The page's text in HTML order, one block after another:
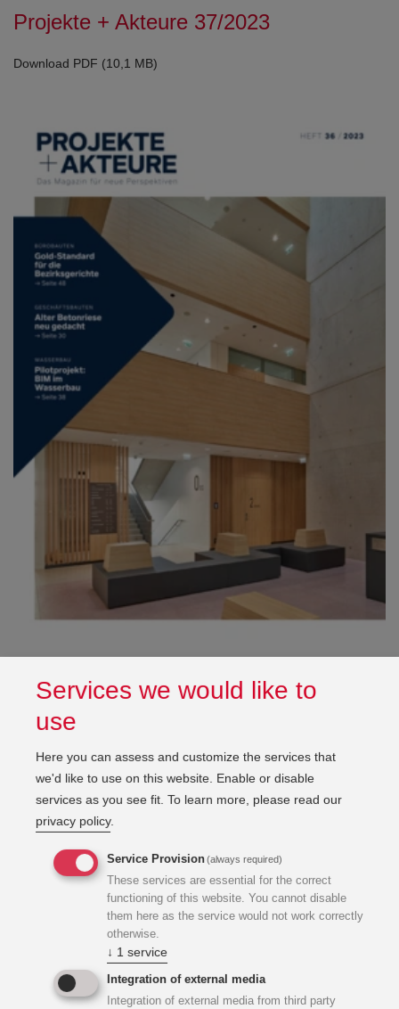
Projekte + Akteure 37/2023
Download PDF (10,1 MB)
Download PDF (11,0 MB)
Services we would like to
use
Here you can assess and customize the services that
we'd like to use on this website. Enable or disable
services as you see fit. To learn more, please read our
privacy policy.
Service Provision(always required)
These services are essential for the correct
functioning of this website. You cannot disable
them here as the service would not work correctly
otherwise.
↓ 1 service
Integration of external media
Integration of external media from third party